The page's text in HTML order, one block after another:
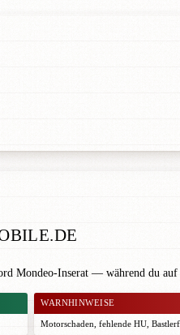
Mondeo-Inserat — während du auf
WARNHINWEISE
Motorschaden, fehlende HU,